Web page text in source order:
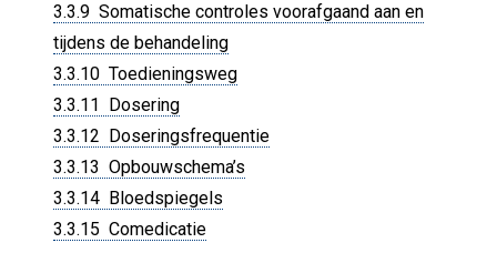
3.3.9 Somatische controles voorafgaand aan en
tijdens de behandeling
3.3.10 Toedieningsweg
3.3.11 Dosering
3.3.12 Doseringsfrequentie
3.3.13 Opbouwschema’s
3.3.14 Bloedspiegels
3.3.15 Comedicatie